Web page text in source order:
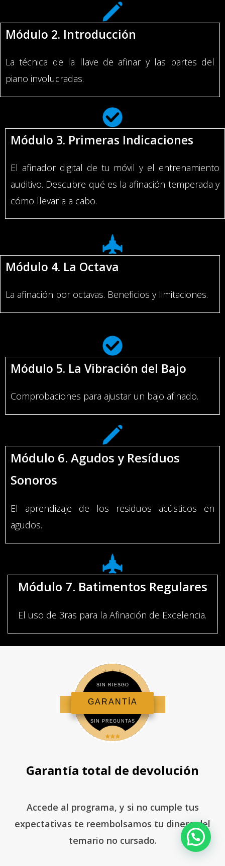
Módulo 2. Introducción
La técnica de la llave de afinar y las partes del
piano involucradas.
Módulo 3. Primeras Indicaciones
El afinador digital de tu móvil y el entrenamiento
auditivo. Descubre qué es la afinación temperada y
cómo llevarla a cabo.
Módulo 4. La Octava
La afinación por octavas. Beneficios y limitaciones.
Módulo 5. La Vibración del Bajo
Comprobaciones para ajustar un bajo afinado.
Módulo 6. Agudos y Resíduos
Sonoros
El aprendizaje de los residuos acústicos en
agudos.
Módulo 7. Batimentos Regulares
El uso de 3ras para la Afinación de Excelencia.
SIN RIESGO
GARANTÍA
TOTAL
SIN PREGUNTAS
Garantía total de devolución
Accede al programa, y si no cumple tus
expectativas te reembolsamos tu dinero del
temario no cursado.